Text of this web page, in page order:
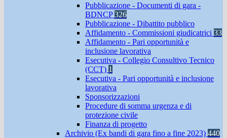
Pubblicazione - Documenti di gara -
BDNCP326
Pubblicazione - Dibattito pubblico
Affidamento - Commissioni giudicatrici 33
Affidamento - Pari opportunità e
inclusione lavorativa
Esecutiva - Collegio Consultivo Tecnico
(CCT) 1
Esecutiva - Pari opportunità e inclusione
lavorativa
Sponsorizzazioni
Procedure di somma urgenza e di
protezione civile
Finanza di progetto
Archivio (Ex bandi di gara fino a fine 2023) 440